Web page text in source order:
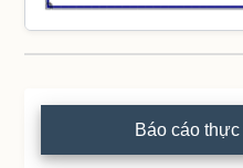
Primary
Sidebar
Báo cáo